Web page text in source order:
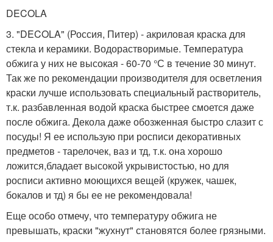
DECOLA
3. "DECOLA" (Россия, Питер) - акриловая краска для
стекла и керамики. Водорастворимые. Температура
обжига у них не высокая - 60-70 °С в течение 30 минут.
Так же по рекомендации производителя для осветления
краски лучше использовать специальный растворитель,
т.к. разбавленная водой краска быстрее смоется даже
после обжига. Декола даже обозженная быстро слазит с
посуды! Я ее использую при росписи декоративных
предметов - тарелочек, ваз и тд, т.к. она хорошо
ложится,бладает высокой укрывистостью, но для
росписи активно моющихся вещей (кружек, чашек,
бокалов и тд) я бы ее не рекомендовала!
Еще особо отмечу, что температуру обжига не
превышать, краски "жухнут" становятся более грязными.